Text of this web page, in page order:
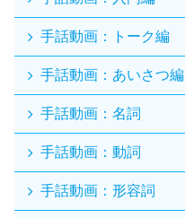
手話動画：トーク編
手話動画：あいさつ編
手話動画：名詞
手話動画：動詞
手話動画：形容詞